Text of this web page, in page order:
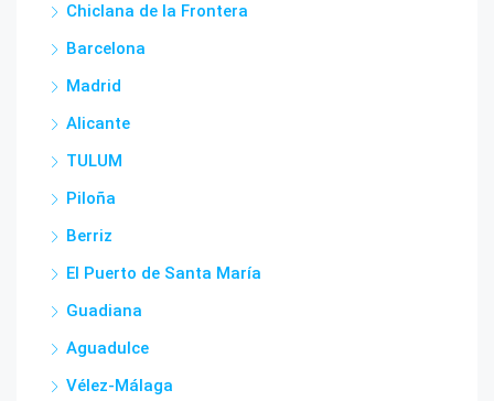
Chiclana de la Frontera
Barcelona
Madrid
Alicante
TULUM
Piloña
Berriz
El Puerto de Santa María
Guadiana
Aguadulce
Vélez-Málaga